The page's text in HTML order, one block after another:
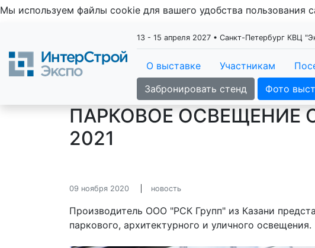
Мы используем файлы cookie для вашего удобства пользования
13 - 15 апреля 2027 • Санкт-Петербург КВЦ
О выставке Участникам
Забронировать стенд
Фото
ПАРКОВОЕ ОСВЕЩЕНИЕ
2021
09 ноября 2020 новость
Производитель ООО "РСК Групп" из Казани
паркового, архитектурного и уличного освещения.